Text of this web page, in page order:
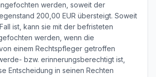
werden, soweit der
200,00 EUR übersteigt. Soweit
ist, kann sie mit der befristeten
werden, wenn die
einem Rechtspfleger getroffen
bzw. erinnerungsberechtigt ist,
Entscheidung in seinen Rechten